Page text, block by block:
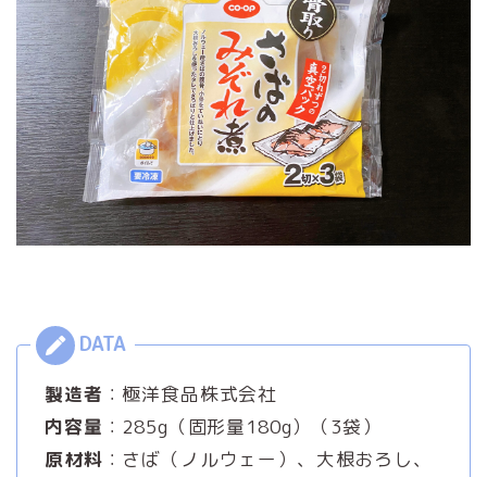
製造者 ：極洋食品株式会社
内容量 ：285g（固形量180g）（3袋）
原材料 ：さば（ノルウェー）、大根おろし、